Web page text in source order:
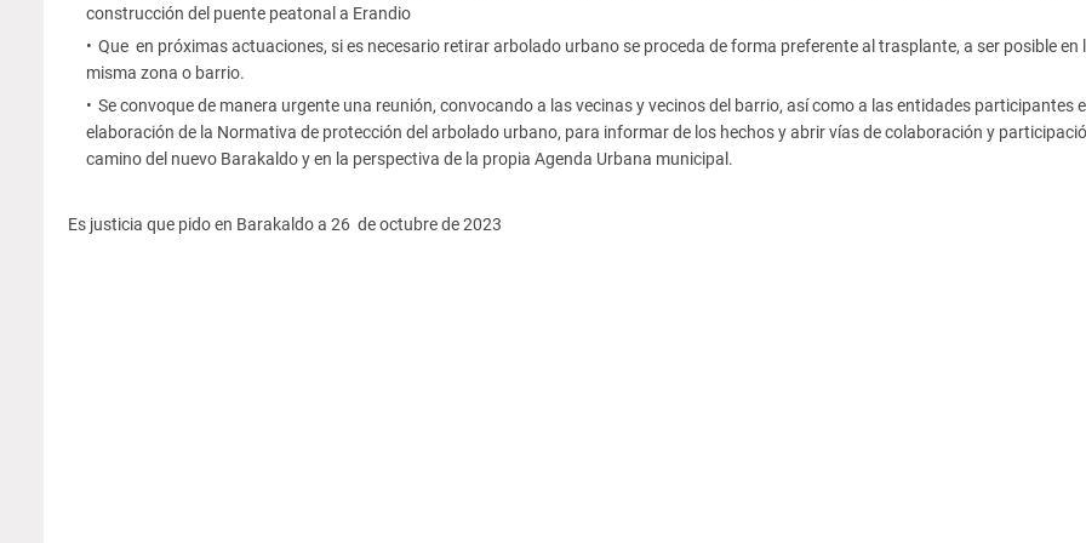
construcción del puente peatonal a Erandio
Que en próximas actuaciones, si es necesario retirar arbolado urbano se proceda de forma preferente al trasplante, a ser posible en
misma zona o barrio.
Se convoque de manera urgente una reunión, convocando a las vecinas y vecinos del barrio, así como a las entidades participantes
elaboración de la Normativa de protección del arbolado urbano, para informar de los hechos y abrir vías de colaboración y
camino del nuevo Barakaldo y en la perspectiva de la propia Agenda Urbana municipal.
Es justicia que pido en Barakaldo a 26 de octubre de 2023